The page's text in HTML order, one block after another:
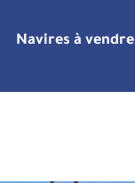
Navires à vendre